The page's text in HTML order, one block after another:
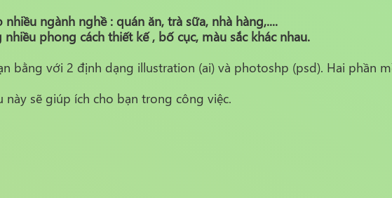
ngành nghề : quán ăn, trà sữa, nhà hàng,....
phong cách thiết kế , bố cục, màu sắc khác nhau.
bằng với 2 định dạng illustration (ai) và photoshp (psd). Hai phần
sẽ giúp ích cho bạn trong công việc.